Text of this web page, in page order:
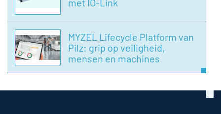
MYZEL Lifecycle Platform van
Pilz: grip op veiligheid,
mensen en machines